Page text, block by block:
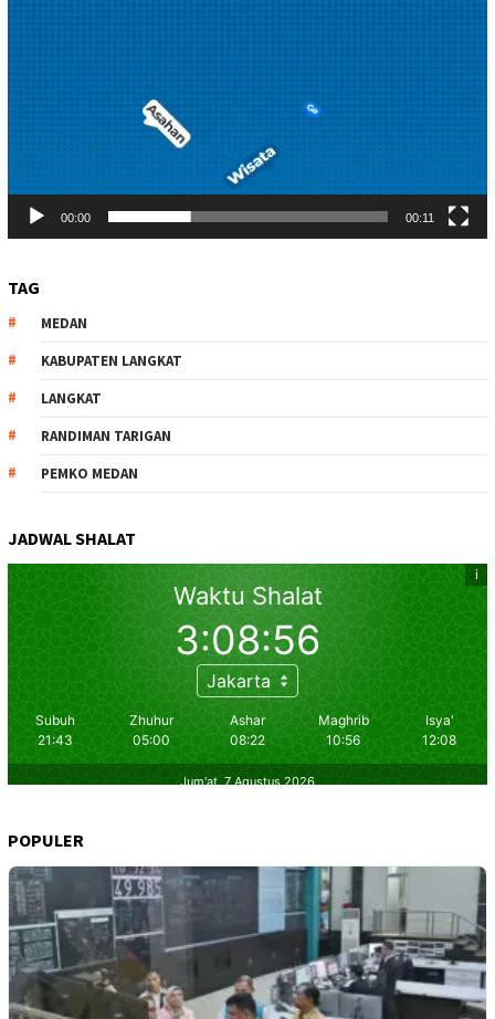
00:00 00:11
TAG
MEDAN
KABUPATEN LANGKAT
LANGKAT
RANDIMAN TARIGAN
PEMKO MEDAN
JADWAL SHALAT
POPULER